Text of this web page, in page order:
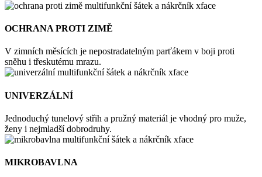
OCHRANA PROTI ZIMĚ
V zimních měsících je nepostradatelným parťákem v boji proti
sněhu i třeskutému mrazu.
UNIVERZÁLNÍ
Jednoduchý tunelový střih a pružný materiál je vhodný pro muže,
ženy i nejmladší dobrodruhy.
MIKROBAVLNA